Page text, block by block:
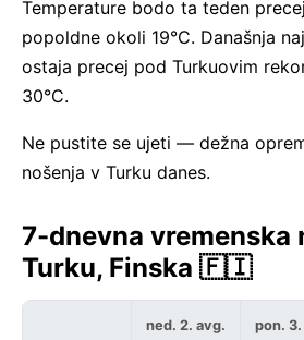
Temperature bodo ta teden
popoldne okoli 19°C. Današnja
ostaja precej pod Turkuovim
30°C.
Ne pustite se ujeti — dežna
nošenja v Turku danes.
7-dnevna vremenska
Turku, Finska 🇫🇮
ned. 2. avg. pon. 3.